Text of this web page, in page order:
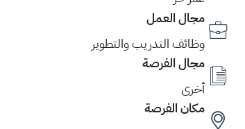
مجال العمل
وظائف التدريب والتطوير
مجال الفرصة
أخرى
مكان الفرصة